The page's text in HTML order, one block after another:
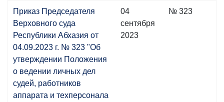
Приказ Председателя
Верховного суда
Республики Абхазия от
04.09.2023 г. № 323 "Об
утверждении Положения
о ведении личных дел
судей, работников
аппарата и техперсонала
04
сентября
2023
№ 323